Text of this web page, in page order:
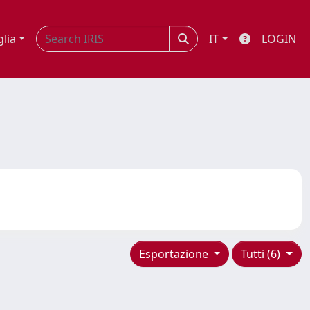
IT LOGIN
Tutti (6)
Esportazione